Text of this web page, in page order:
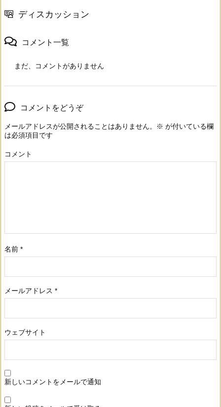
ディスカッション
コメント一覧
まだ、コメントがありません
コメントをどうぞ
メールアドレスが公開されることはありません。 ※ が付いている欄
は必須項目です
コメント
名前 *
メールアドレス *
ウェブサイト
新しいコメントをメールで通知